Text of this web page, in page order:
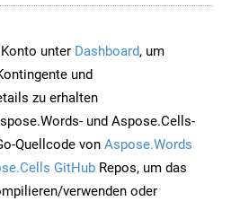
unter Dashboard, um
und
zu erhalten
und Aspose.Cells-
Quellcode von Aspose.Words
GitHub Repos, um das
verwenden oder